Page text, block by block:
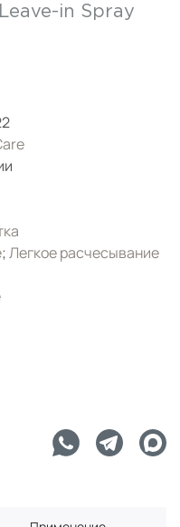
in Spray
;Легкое расчесывание